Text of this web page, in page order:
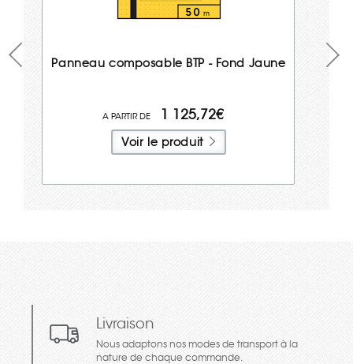
Panneau composable BTP - Fond Jaune
1 125,72€
Voir le produit
Livraison
Nous adaptons nos modes de transport à la
nature de chaque commande.